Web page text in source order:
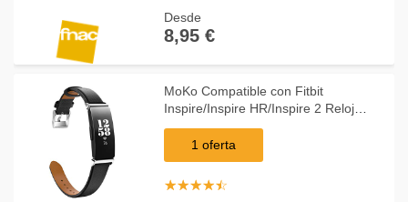
Desde
8,95 €
MoKo Compatible con Fitbit
Inspire/Inspire HR/Inspire 2 Reloj
Correa, Pulsera Clásica de Cuero con
Conectores metálicos, Las Bandas de
Reemplazo - Neg
1 oferta
☆☆☆☆☆
★★★★★